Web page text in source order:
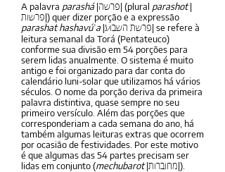
A palavra parashá|פרשה| (plural parashot|
פרשות|) quer dizer porção e a expressão
parashat hashavúʿa |פרשת השבוע| se refere à
leitura semanal da Torá (Pentateuco)
conforme sua divisão em 54 porções para
serem lidas anualmente. O sistema é muito
antigo e foi organizado para dar conta do
calendário luni-solar que utilizamos há vários
séculos. O nome da porção deriva da primeira
palavra distintiva, quase sempre no seu
primeiro versículo. Além das porções que
corresponderiam a cada semana do ano, há
também algumas leituras extras que ocorrem
por ocasião de festividades. Por este motivo
é que algumas das 54 partes precisam ser
lidas em conjunto (mechubarot|מחוברות|).